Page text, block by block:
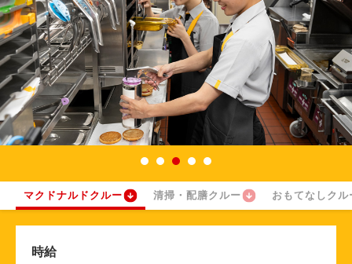
マクドナルドクルー 清掃・配膳クルー おもてなしクル
時給